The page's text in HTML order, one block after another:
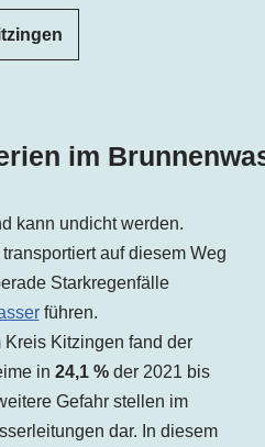
im
kann undicht werden.
auf diesem Weg
Starkregenfälle
führen.
Kitzingen fand der
in 24,1 %der 2021 bis
Gefahr stellen im
dar. In diesem